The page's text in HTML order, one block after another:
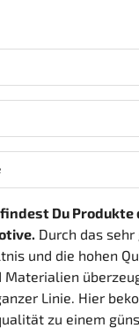
Du Produkte
Durch das
und die hohen
Materialien
Linie. Hier
zu einem